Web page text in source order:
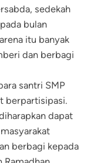
sedekah
bulan
itu banyak
dan berbagi
santri SMP
berpartisipasi.
dapat
berbagi kepada